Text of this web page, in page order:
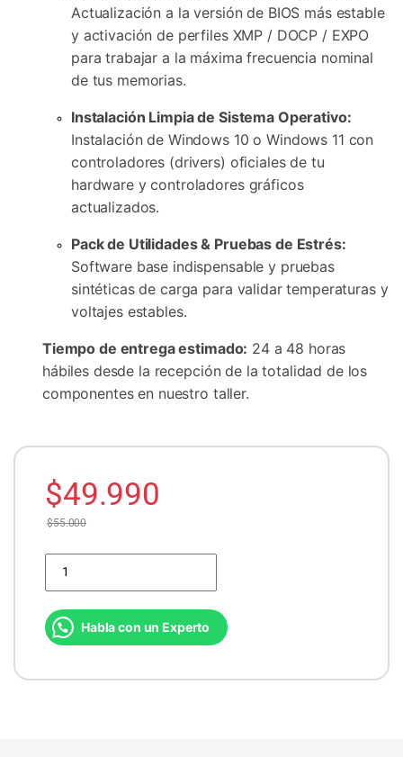
Actualización a la versión de BIOS más estable
y activación de perfiles XMP / DOCP / EXPO
para trabajar a la máxima frecuencia nominal
de tus memorias.
Instalación Limpia de Sistema Operativo:
Instalación de Windows 10 o Windows 11 con
controladores (drivers) oficiales de tu
hardware y controladores gráficos
actualizados.
Pack de Utilidades & Pruebas de Estrés:
Software base indispensable y pruebas
sintéticas de carga para validar temperaturas y
voltajes estables.
Tiempo de entrega estimado: 24 a 48 horas
hábiles desde la recepción de la totalidad de los
componentes en nuestro taller.
$49.990
$55.000
Habla con un Experto